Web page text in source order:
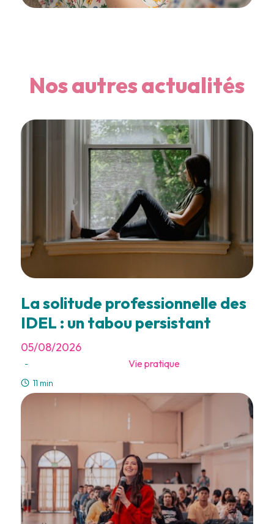
Nos autres actualités
La solitude professionnelle des
IDEL : un tabou persistant
05/08/2026
- Vie pratique
11 min